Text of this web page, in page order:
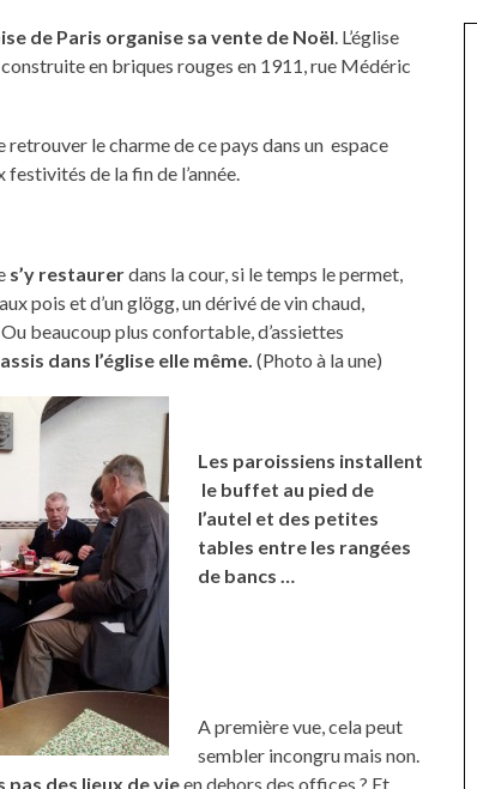
de Paris organise sa vente de Noël. L’église
en briques rouges en 1911, rue Médéric
retrouver le charme de ce pays dans un espace
festivités de la fin de l’année.
s’y restaurerdans la cour, si le temps le permet,
pois et d’un glögg, un dérivé de vin chaud,
beaucoup plus confortable, d’assiettes
assis dans l’église elle même. (Photo à la une)
Les paroissiens installent
le buffet au pied de
l’autel et des petites
tables entre les rangées
de bancs …
A première vue, cela peut
sembler incongru mais non.
des lieux de vieen dehors des offices ? Et
UNE MOUETTE SUR LA TÊTE